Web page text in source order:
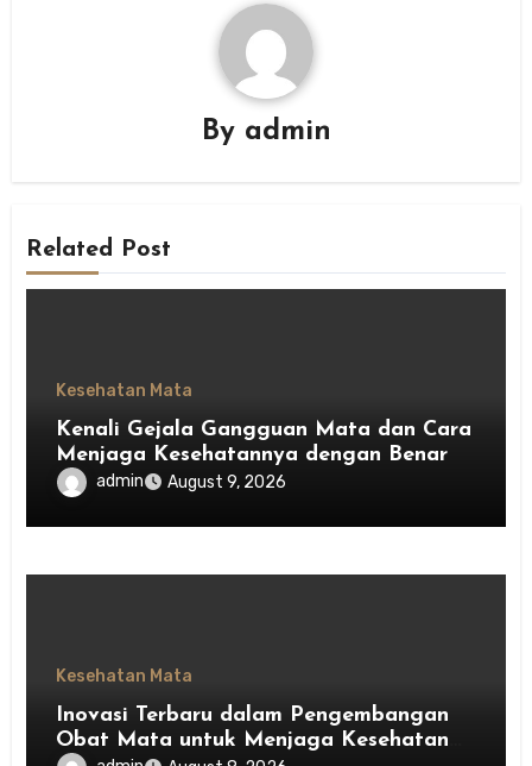
By admin
Related Post
Kesehatan Mata
Kenali Gejala Gangguan Mata dan Cara
Menjaga Kesehatannya dengan Benar
admin August 9, 2026
Kesehatan Mata
Inovasi Terbaru dalam Pengembangan
Obat Mata untuk Menjaga Kesehatan